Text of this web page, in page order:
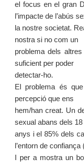
el focus en el gran
l’impacte de l’abús
la nostre societat.
nostra si no com un
problema dels
suficient per poder
detectar-ho.
El problema és
percepció que ens
hem/han creat. Un
sexual abans dels 18
anys i el 85% dels
l’entorn de
I per a mostra un